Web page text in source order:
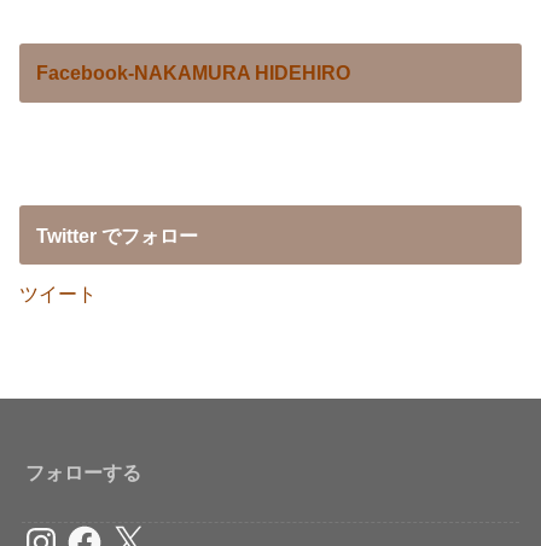
Facebook-NAKAMURA HIDEHIRO
Twitter でフォロー
ツイート
フォローする
InstagramFacebook
X